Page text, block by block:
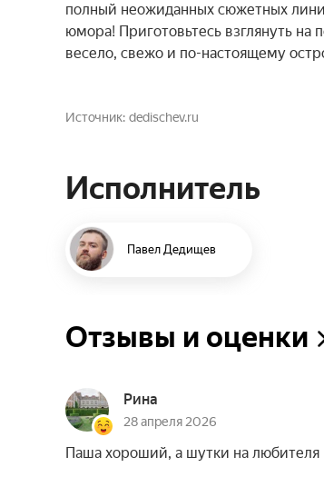
полный неожиданных сюжетных
юмора! Приготовьтесь взглянуть
весело, свежо и по-настоящему
Источник dedischev.ru
Исполнитель
Павел Дедищев
Отзывы и оценки
Рина
28 апреля 2026
Паша хороший, а шутки на любителя